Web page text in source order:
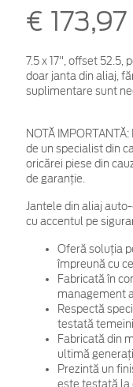
€ 173,97
7.5 x 17", offset 52.5,
doar janta din aliaj,
suplimentare sunt
NOTĂ IMPORTANTĂ:
de un specialist din
oricărei piese din
de garanţie.
Jantele din aliaj
cu accentul pe
Oferă soluția
împreună cu
Fabricată în
management
Respectă
testată
Fabricată din
ultimă
Prezintă un
este testată la